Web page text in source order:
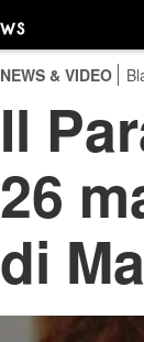
NEWS & VIDEO
Il
26
di